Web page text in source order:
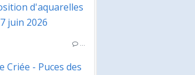
d'aquarelles
juin 2026
…
Criée - Puces des